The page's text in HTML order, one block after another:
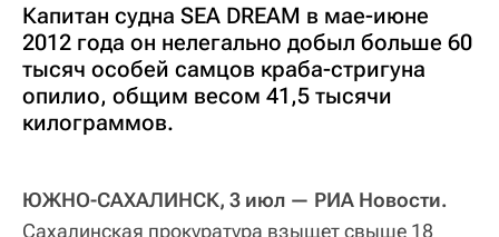
Капитан судна SEA DREAM в мае-июне
2012 года он нелегально добыл больше 60
тысяч особей самцов краба-стригуна
опилио, общим весом 41,5 тысячи
килограммов.
ЮЖНО-САХАЛИНСК, 3 июл — РИА Новости.
Сахалинская прокуратура взыщет свыше 18